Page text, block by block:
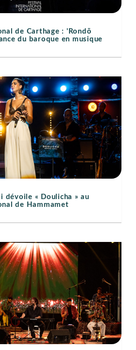
de Carthage : 'Rondō
du baroque en musique
dévoile « Doulicha » au
de Hammamet